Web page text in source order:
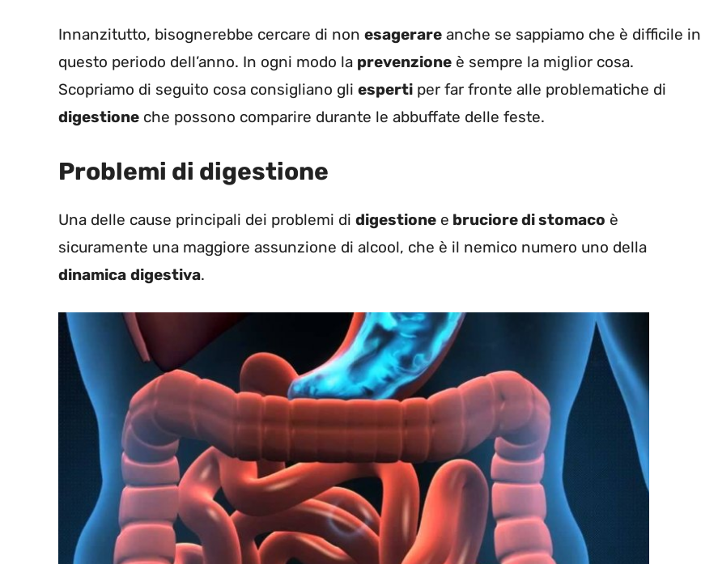
Innanzitutto, bisognerebbe cercare di non esagerare anche se sappiamo che è difficile in
questo periodo dell’anno. In ogni modo la prevenzione è sempre la miglior cosa.
Scopriamo di seguito cosa consigliano gli esperti per far fronte alle problematiche di
digestione che possono comparire durante le abbuffate delle feste.
Problemi di digestione
Una delle cause principali dei problemi di digestione e bruciore di stomaco è
sicuramente una maggiore assunzione di alcool, che è il nemico numero uno della
dinamica digestiva.